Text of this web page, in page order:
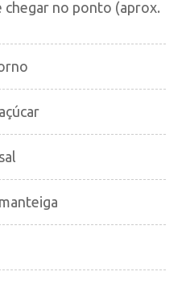
chegar no ponto (aprox.